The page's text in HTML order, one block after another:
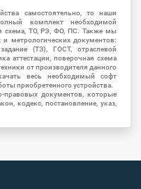
самостоятельно, то наши
комплект необходимой
схема, ТО, РЭ, ФО, ПС. Также мы
и метрологических документов:
(ТЗ), ГОСТ, отраслевой
аттестации, поверочная схема
от производителя данного
весь необходимый софт
приобретенного устройства.
правовых документов, которые
кодекс, постановление, указ,